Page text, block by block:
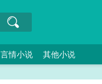
言情小说 其他小说